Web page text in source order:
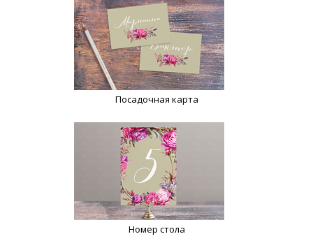
Посадочная карта
Номер стола